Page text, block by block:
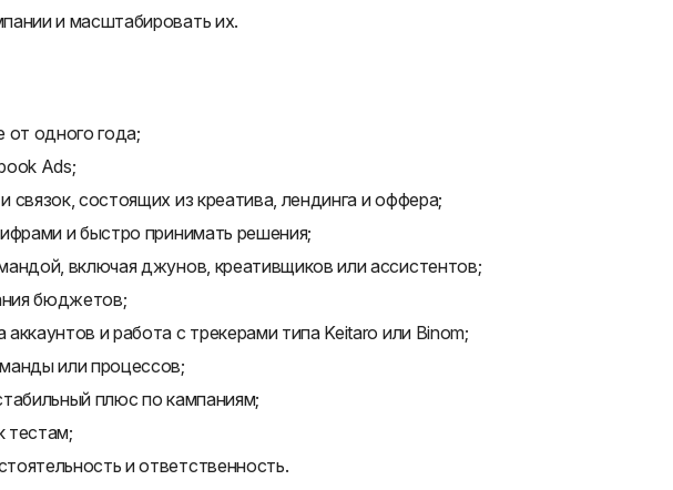
и масштабировать их.
от одного года;
Ads;
связок, состоящих из креатива, лендинга и оффера;
и быстро принимать решения;
включая джунов, креативщиков или ассистентов;
бюджетов;
и работа с трекерами типа Keitaro или Binom;
или процессов;
плюс по кампаниям;
тестам;
и ответственность.